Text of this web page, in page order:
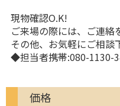
現物確認O.K!
ご来場の際には、ご連絡
その他、お気軽にご相談
◆担当者携帯:080-1130-
価格